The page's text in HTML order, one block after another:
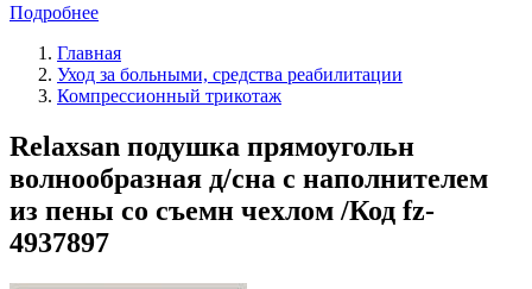
Подробнее
Главная
Уход за больными, средства реабилитации
Компрессионный трикотаж
Relaxsan подушка прямоугольн
волнообразная д/сна с наполнителем
из пены со съемн чехлом /Код fz-
4937897